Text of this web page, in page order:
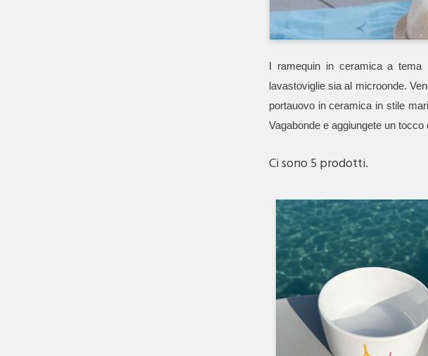
I ramequin in ceramica a
lavastoviglie sia al microonde.
portauovo in ceramica in stile
Vagabonde e aggiungete un
Ci sono 5 prodotti.